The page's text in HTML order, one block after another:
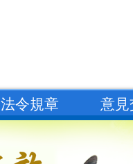
法令規章 意見